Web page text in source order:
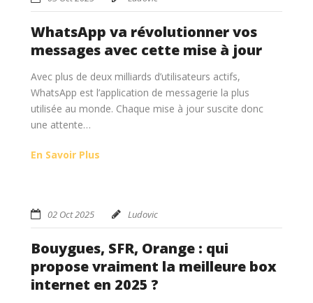
WhatsApp va révolutionner vos
messages avec cette mise à jour
Avec plus de deux milliards d’utilisateurs actifs,
WhatsApp est l’application de messagerie la plus
utilisée au monde. Chaque mise à jour suscite donc
une attente…
En Savoir Plus
02 Oct 2025 Ludovic
Bouygues, SFR, Orange : qui
propose vraiment la meilleure box
internet en 2025 ?